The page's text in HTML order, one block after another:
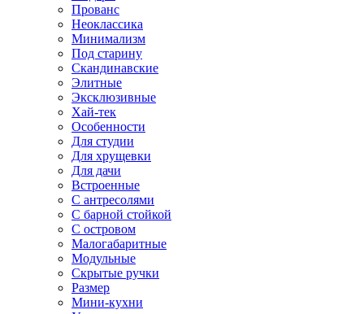
Прованс
Неоклассика
Минимализм
Под старину
Скандинавские
Элитные
Эксклюзивные
Хай-тек
Особенности
Для студии
Для хрущевки
Для дачи
Встроенные
С антресолями
С барной стойкой
С островом
Малогабаритные
Модульные
Скрытые ручки
Размер
Мини-кухни